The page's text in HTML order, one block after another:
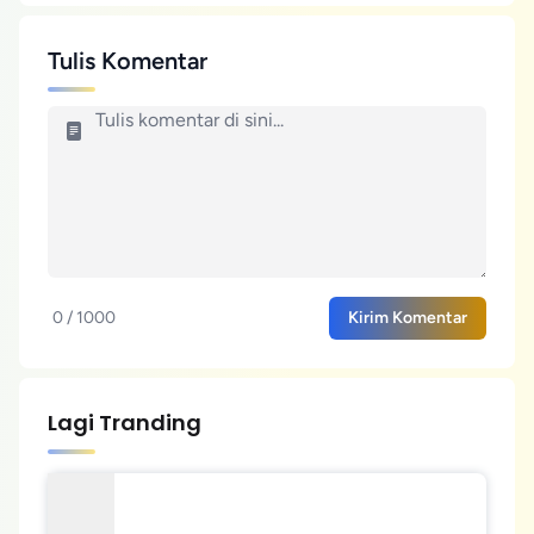
Tulis Komentar
0 / 1000 Kirim Komentar
Lagi Tranding